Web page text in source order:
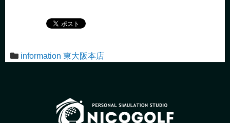
information 東大阪本店